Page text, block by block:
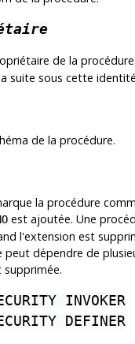
de la
suite sous cette
de la procédure.
la procédure
est ajoutée. Une
l'extension est
peut dépendre de
INVOKER
DEFINER